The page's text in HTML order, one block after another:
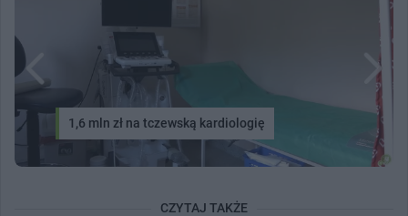
1,6 mln zł na tczewską kardiologię
CZYTAJ TAKŻE